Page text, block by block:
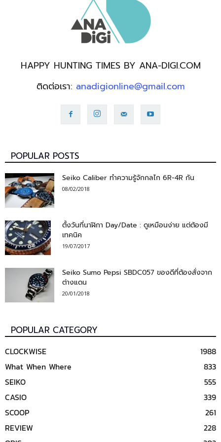
HAPPY HUNTING TIMES BY ANA-DIGI.COM
ติดต่อเรา: anadigionline@gmail.com
POPULAR POSTS
Seiko Caliber ทำความรู้จักกลไก 6R-4R กัน
08/02/2018
ตั้งวันที่นาฬิกา Day/Date : ดูเหมือนง่าย แต่ต้องมี
เทคนิค
19/07/2017
Seiko Sumo Pepsi SBDC057 ของดีที่ต้องสั่งจาก
ต่างแดน
20/01/2018
POPULAR CATEGORY
CLOCKWISE
1988
What When Where
833
SEIKO
555
CASIO
339
SCOOP
261
REVIEW
228